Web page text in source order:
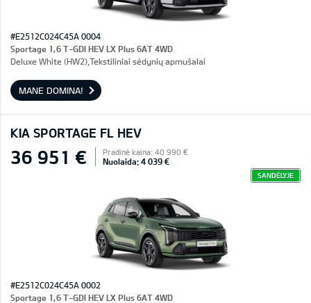
#E2512C024C45A 0004
Sportage 1,6 T-GDI HEV LX Plus 6AT 4WD
Deluxe White (HW2),Tekstiliniai sėdynių apmušalai
MANE DOMINA!
KIA SPORTAGE FL HEV
36 951 € Pradinė kaina: 40 990 €
Nuolaida: 4 039 €
SANDĖLYJE
#E2512C024C45A 0002
Sportage 1,6 T-GDI HEV LX Plus 6AT 4WD